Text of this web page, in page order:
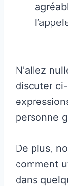
N'allez
discuter
personne
De plus,
comment
dans